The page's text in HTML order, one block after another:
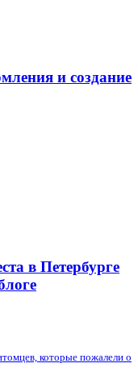
и создание
в Петербурге
которые пожалели о